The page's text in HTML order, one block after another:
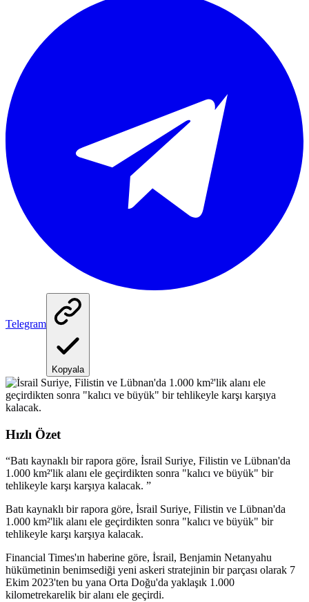
Telegram
Kopyala
Hızlı Özet
“Batı kaynaklı bir rapora göre, İsrail Suriye, Filistin ve Lübnan'da
1.000 km²'lik alanı ele geçirdikten sonra "kalıcı ve büyük" bir
tehlikeyle karşı karşıya kalacak. ”
Batı kaynaklı bir rapora göre, İsrail Suriye, Filistin ve Lübnan'da
1.000 km²'lik alanı ele geçirdikten sonra "kalıcı ve büyük" bir
tehlikeyle karşı karşıya kalacak.
Financial Times'ın haberine göre, İsrail, Benjamin Netanyahu
hükümetinin benimsediği yeni askeri stratejinin bir parçası olarak 7
Ekim 2023'ten bu yana Orta Doğu'da yaklaşık 1.000
kilometrekarelik bir alanı ele geçirdi.